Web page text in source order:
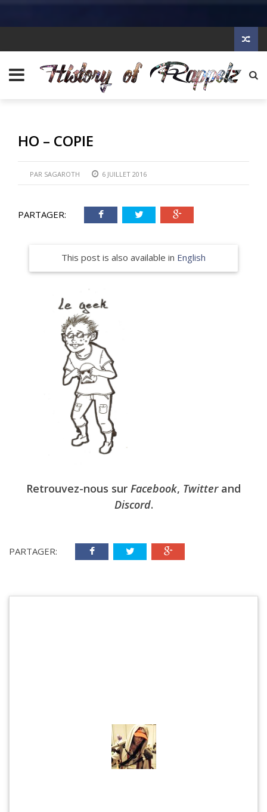
HO – COPIE
PAR SAGAROTH 6 JUILLET 2016
PARTAGER:
This post is also available in English
Retrouvez-nous sur Facebook, Twitterand
Discord.
PARTAGER: